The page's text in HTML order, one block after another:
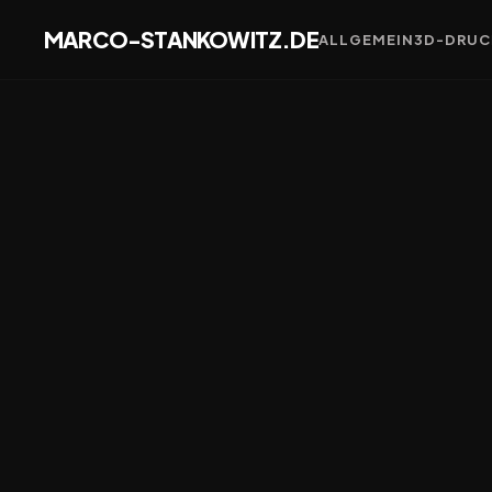
MARCO-STANKOWITZ.DEALLGEMEIN3D-